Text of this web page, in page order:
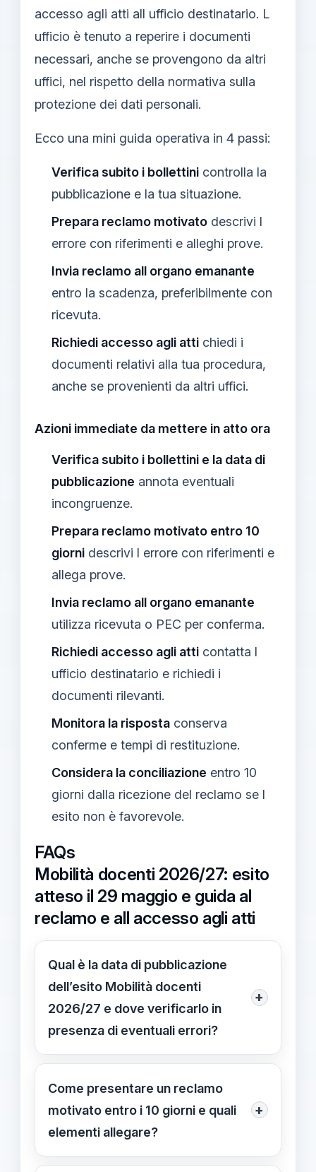
accesso agli atti all ufficio destinatario. L
ufficio è tenuto a reperire i documenti
necessari, anche se provengono da altri
uffici, nel rispetto della normativa sulla
protezione dei dati personali.
Ecco una mini guida operativa in 4 passi:
Verifica subito i bollettini controlla la
pubblicazione e la tua situazione.
Prepara reclamo motivato descrivi l
errore con riferimenti e alleghi prove.
Invia reclamo all organo emanante
entro la scadenza, preferibilmente con
ricevuta.
Richiedi accesso agli atti chiedi i
documenti relativi alla tua procedura,
anche se provenienti da altri uffici.
Azioni immediate da mettere in atto ora
Verifica subito i bollettini e la data di
pubblicazione annota eventuali
incongruenze.
Prepara reclamo motivato entro 10
giorni descrivi l errore con riferimenti e
allega prove.
Invia reclamo all organo emanante
utilizza ricevuta o PEC per conferma.
Richiedi accesso agli atti contatta l
ufficio destinatario e richiedi i
documenti rilevanti.
Monitora la risposta conserva
conferme e tempi di restituzione.
Considera la conciliazione entro 10
giorni dalla ricezione del reclamo se l
esito non è favorevole.
FAQs
Mobilità docenti 2026/27: esito
atteso il 29 maggio e guida al
reclamo e all accesso agli atti
Qual è la data di pubblicazione
dell’esito Mobilità docenti
2026/27 e dove verificarlo in
presenza di eventuali errori?
+
L’esito sarà pubblicato venerdì
29/05/2026. Verifica subito i bollettini
ufficiali: in caso di incongruenze,
presenta un reclamo motivato entro
Come presentare un reclamo
motivato entro i 10 giorni e quali
elementi allegare?
+
Redigi un reclamo motivato entro 10